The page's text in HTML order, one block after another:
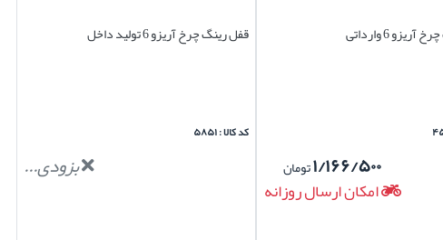
6 وارداتی
۱/۱۶۶/۵۰۰تومان
امکان ارسال روزانه
قفل رینگ چرخ آریزو 6 تولید داخل
کد کالا : ۵۸۵۱
بزودی...